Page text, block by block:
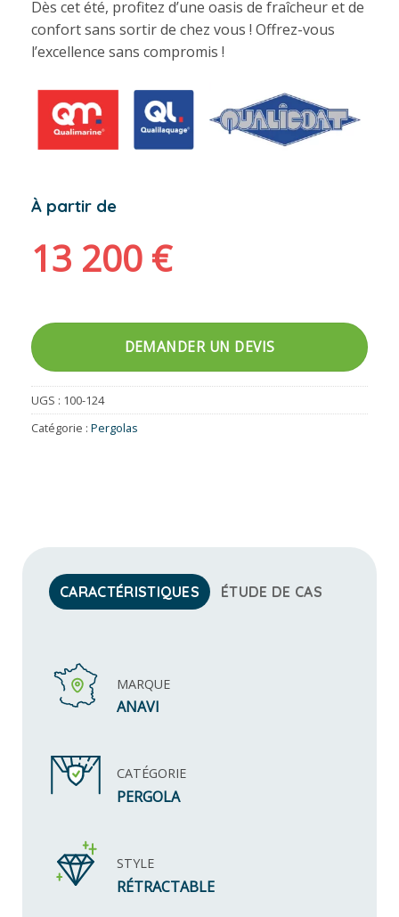
Dès cet été, profitez d’une oasis de fraîcheur et de
confort sans sortir de chez vous ! Offrez-vous
l’excellence sans compromis !
À partir de
13 200 €
DEMANDER UN DEVIS
UGS : 100-124
Catégorie : Pergolas
CARACTÉRISTIQUES ÉTUDE DE CAS
MARQUE
ANAVI
CATÉGORIE
PERGOLA
STYLE
RÉTRACTABLE